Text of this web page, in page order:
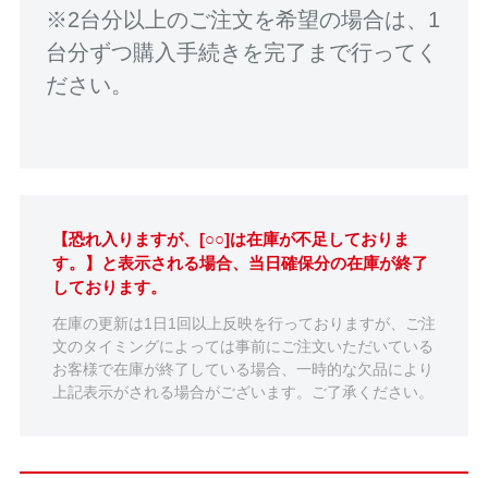
※2台分以上のご注文を希望の場合は、1
台分ずつ購入手続きを完了まで行ってく
ださい。
【恐れ入りますが、[○○]は在庫が不足しておりま
す。】と表示される場合、当日確保分の在庫が終了
しております。
在庫の更新は1日1回以上反映を行っておりますが、ご注
文のタイミングによっては事前にご注文いただいている
お客様で在庫が終了している場合、一時的な欠品により
上記表示がされる場合がございます。ご了承ください。